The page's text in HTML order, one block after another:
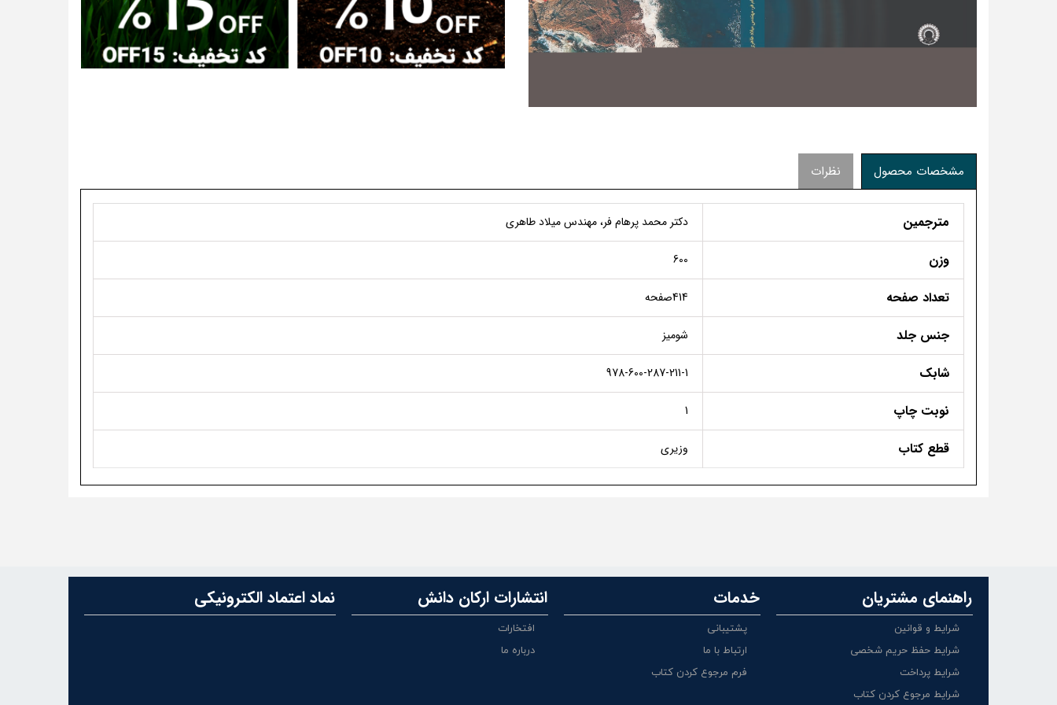
مشخصات محصول نظرات
مترجمین دکتر محمد پرهام فر، مهندس میلاد طاهری
وزن 600
تعداد صفحه 414صفحه
جنس جلد شومیز
شابک 978-600-287-211-1
نوبت چاپ 1
قطع کتاب وزیری
راهنمای مشتریان
شرایط و قوانین
شرایط حفظ حریم شخصی
شرایط پرداخت
شرایط مرجوع کردن کتاب
خدمات
پشتیبانی
ارتباط با ما
فرم مرجوع کردن کتاب
انتشارات ارکان دانش
افتخارات
درباره ما
نماد اعتماد الکترونیکی